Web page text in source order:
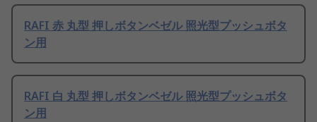
RAFI 赤 丸型 押しボタンベゼル 照光型プッシュボタ
ン用
RAFI 白 丸型 押しボタンベゼル 照光型プッシュボタ
ン用